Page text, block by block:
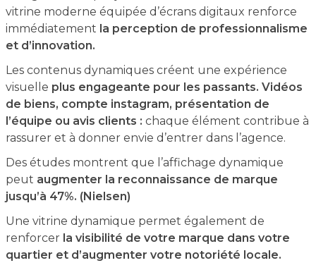
vitrine moderne équipée d’écrans digitaux renforce
immédiatement la perception de professionnalisme
et d’innovation.
Les contenus dynamiques créent une expérience
visuelle plus engageante pour les passants. Vidéos
de biens, compte instagram, présentation de
l’équipe ou avis clients : chaque élément contribue à
rassurer et à donner envie d’entrer dans l’agence.
Des études montrent que l’affichage dynamique
peut augmenter la reconnaissance de marque
jusqu’à 47%. (Nielsen)
Une vitrine dynamique permet également de
renforcer la visibilité de votre marque dans votre
quartier et d’augmenter votre notoriété locale.